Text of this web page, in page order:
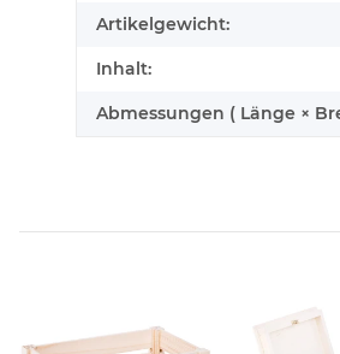
Artikelgewicht:
Inhalt:
Abmessungen ( Länge ×